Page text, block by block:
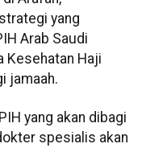
yang
Arab Saudi
Kesehatan Haji
jamaah.
yang akan dibagi
spesialis akan